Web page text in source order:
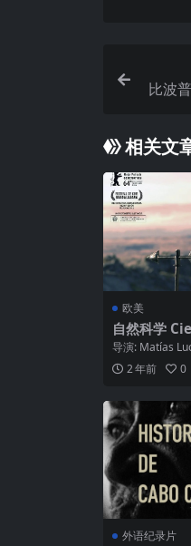
比波
相关文
欧美
自然科学
ales (2014)
导演: Matías
la Hertzog / ...
2 年前 0
外语纪录片